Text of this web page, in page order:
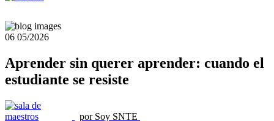
06 05/2026
Aprender sin querer aprender: cuando el
estudiante se resiste
por Soy SNTE